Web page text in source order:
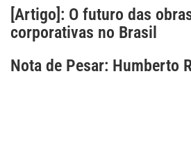
[Artigo]: O futuro das
corporativas no Brasil
Nota de Pesar: Humberto